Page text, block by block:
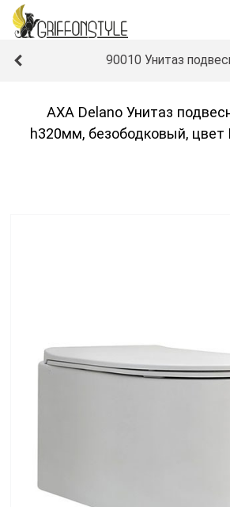
90010 Унитаз
AXA Delano Унитаз
h320мм, безободковый, цвет